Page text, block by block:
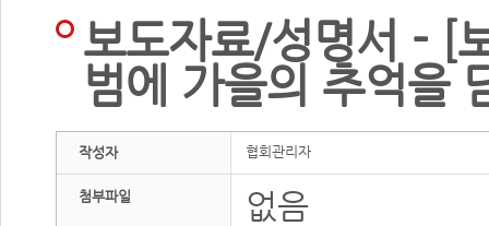
보도자료/성명서 - [
범에 가을의 추억을
작성자 협회관리자
첨부파일 없음